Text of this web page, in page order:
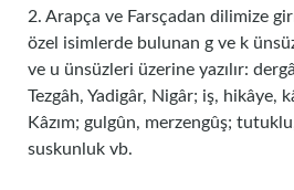
2. Arapça ve Farsçadan dilimize
özel isimlerde bulunan g ve k
ve u ünsüzleri üzerine yazılır:
Tezgâh, Yadigâr, Nigâr; iş, hikâye,
Kâzım; gulgûn, merzengûş;
suskunluk vb.